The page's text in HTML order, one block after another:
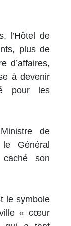
l’Hôtel de
plus de
d’affaires,
à devenir
pour les
de
Général
caché son
le symbole
« cœur